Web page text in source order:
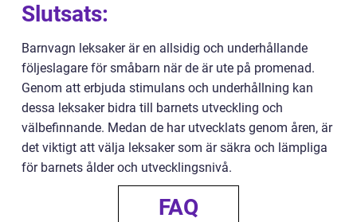
Slutsats:
Barnvagn leksaker är en allsidig och underhållande
följeslagare för småbarn när de är ute på promenad.
Genom att erbjuda stimulans och underhållning kan
dessa leksaker bidra till barnets utveckling och
välbefinnande. Medan de har utvecklats genom åren, är
det viktigt att välja leksaker som är säkra och lämpliga
för barnets ålder och utvecklingsnivå.
FAQ